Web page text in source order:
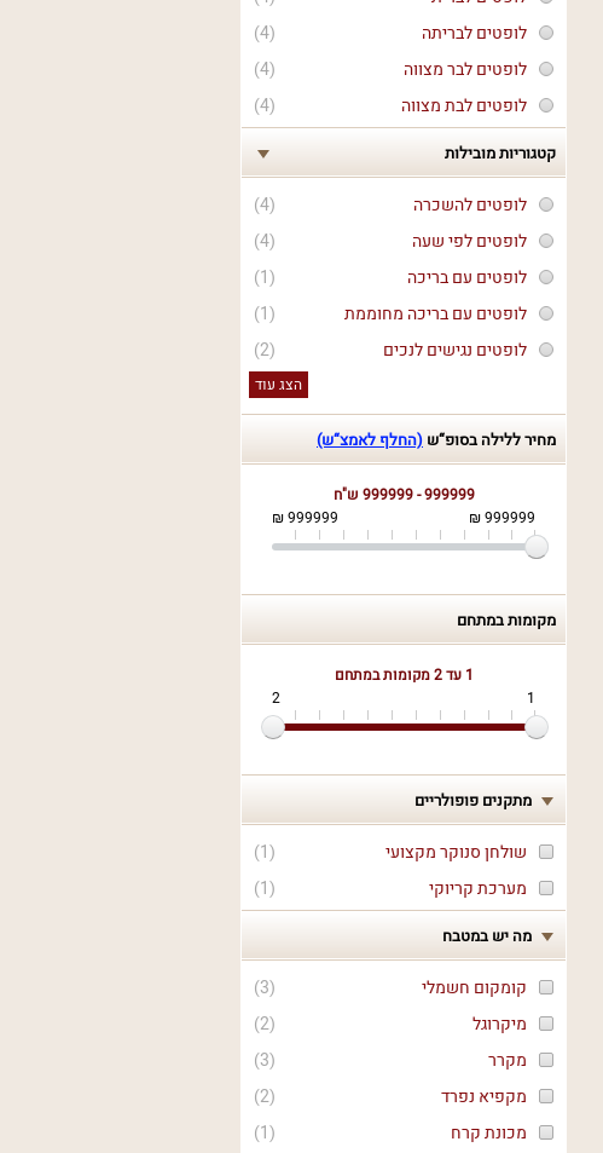
(4)
לופטים לבריתה
(4)
לופטים לבר מצווה
(4)
לופטים לבת מצווה
קטגוריות מובילות
(4)
לופטים להשכרה
(4)
לופטים לפי שעה
(1)
לופטים עם בריכה
(1)
לופטים עם בריכה מחוממת
(2)
לופטים נגישים לנכים
הצג עוד
מחיר ללילה בסופ“ש (החלף לאמצ“ש)
999999 - 999999 ש"ח
999999 ₪
999999 ₪
מקומות במתחם
1 עד 2
מקומות במתחם
1
2
מתקנים פופולריים
(
1
)
שולחן סנוקר מקצועי
(
1
) מערכת קריוקי
מה יש במטבח
(
3
)
קומקום חשמלי
(
2
)
מיקרוגל
(
3
)
מקרר
(
2
)
מקפיא נפרד
(
1
)
מכונת קרח